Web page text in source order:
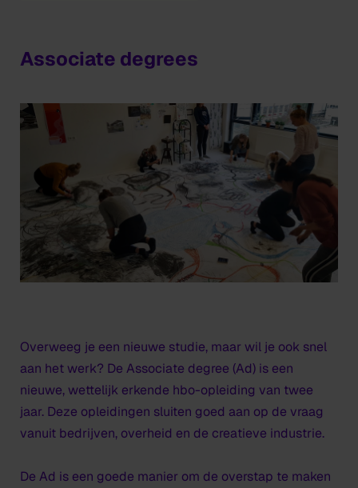
Associate degrees
Overweeg je een nieuwe studie, maar wil je ook snel
aan het werk? De Associate degree (Ad) is een
nieuwe, wettelijk erkende hbo-opleiding van twee
jaar. Deze opleidingen sluiten goed aan op de vraag
vanuit bedrijven, overheid en de creatieve industrie.
De Ad is een goede manier om de overstap te maken